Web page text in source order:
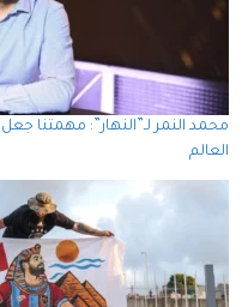
محمد النمر لـ”النهار”: مهمتنا جعل
العالم